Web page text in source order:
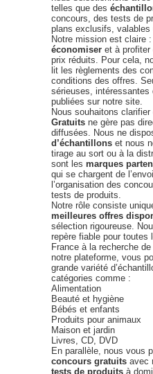
telles que des
concours, des tests de
plans exclusifs, valables
Notre mission est claire :
économiser et à profiter
prix réduits. Pour cela,
lit les règlements des
conditions des offres.
sérieuses, intéressantes
publiées sur notre site.
Nous souhaitons clarifier
Gratuits ne gère pas
diffusées. Nous ne
d’échantillons et nous
tirage au sort ou à la
sont les marques
qui se chargent de
l’organisation des
tests de produits.
Notre rôle consiste
meilleures offres
sélection rigoureuse.
repère fiable pour toutes
France à la recherche
notre plateforme, vous
grande variété
catégories comme :
Alimentation
Beauté et hygiène
Bébés et enfants
Produits pour animaux
Maison et jardin
Livres, CD, DVD
En parallèle, nous vous
concours gratuits avec
tests de produits à